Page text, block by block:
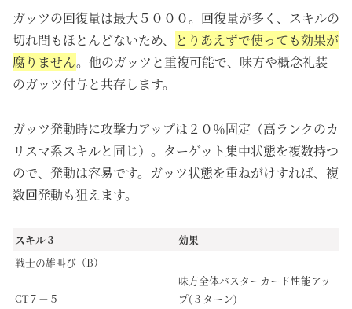
ガッツの回復量は最大５０００。回復量が多く、スキルの
切れ間もほとんどないため、
とりあえずで使っても効果が
腐りません。他のガッツと重複可能で、味方や概念礼装
のガッツ付与と共存します。
ガッツ発動時に攻撃力アップは２０％固定（高ランクのカ
リスマ系スキルと同じ）。ターゲット集中状態を複数持つ
ので、発動は容易です。ガッツ状態を重ねがけすれば、複
数回発動も狙えます。
スキル３
効果
戦士の雄叫び（B）
CT７－５
味方全体バスターカード性能アッ
プ(３ターン)